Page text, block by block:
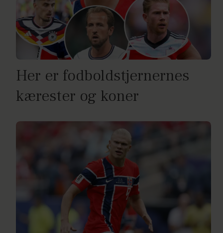
Her er fodboldstjernernes
kærester og koner